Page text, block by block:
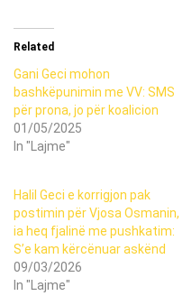
Related
Gani Geci mohon
bashkëpunimin me VV: SMS
për prona, jo për koalicion
01/05/2025
In "Lajme"
Halil Geci e korrigjon pak
postimin për Vjosa Osmanin,
ia heq fjalinë me pushkatim:
S’e kam kërcënuar askënd
09/03/2026
In "Lajme"